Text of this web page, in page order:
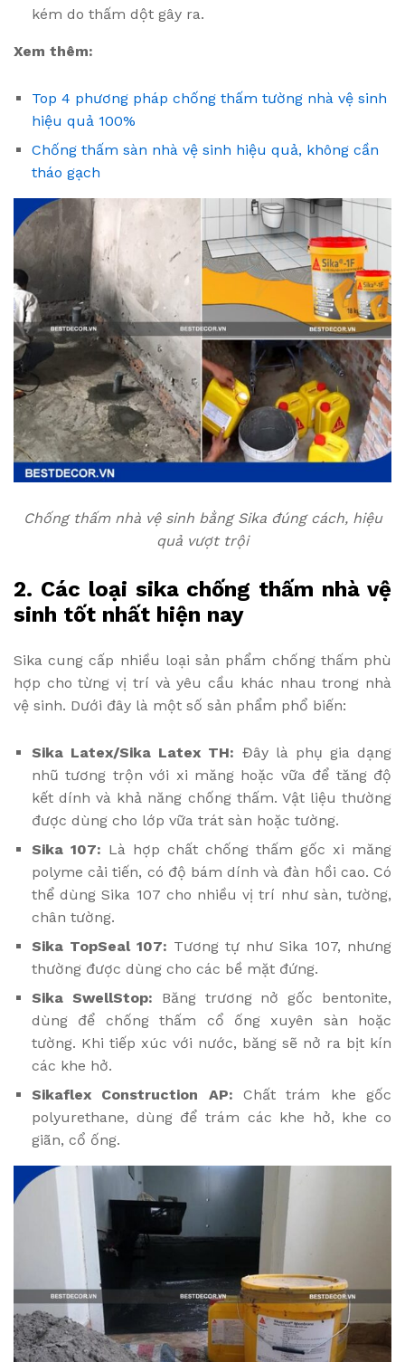
kém do thấm dột gây ra.
Xem thêm:
Top 4 phương pháp chống thấm tường nhà vệ sinh
hiệu quả 100%
Chống thấm sàn nhà vệ sinh hiệu quả, không cần
tháo gạch
Chống thấm nhà vệ sinh bằng Sika đúng cách, hiệu
quả vượt trội
2. Các loại sika chống thấm nhà vệ
sinh tốt nhất hiện nay
Sika cung cấp nhiều loại sản phẩm chống thấm phù
hợp cho từng vị trí và yêu cầu khác nhau trong nhà
vệ sinh. Dưới đây là một số sản phẩm phổ biến:
Sika Latex/Sika Latex TH: Đây là phụ gia dạng
nhũ tương trộn với xi măng hoặc vữa để tăng độ
kết dính và khả năng chống thấm. Vật liệu thường
được dùng cho lớp vữa trát sàn hoặc tường.
Sika 107: Là hợp chất chống thấm gốc xi măng
polyme cải tiến, có độ bám dính và đàn hồi cao. Có
thể dùng Sika 107 cho nhiều vị trí như sàn, tường,
chân tường.
Sika TopSeal 107: Tương tự như Sika 107, nhưng
thường được dùng cho các bề mặt đứng.
Sika SwellStop: Băng trương nở gốc bentonite,
dùng để chống thấm cổ ống xuyên sàn hoặc
tường. Khi tiếp xúc với nước, băng sẽ nở ra bịt kín
các khe hở.
Sikaflex Construction AP: Chất trám khe gốc
polyurethane, dùng để trám các khe hở, khe co
giãn, cổ ống.